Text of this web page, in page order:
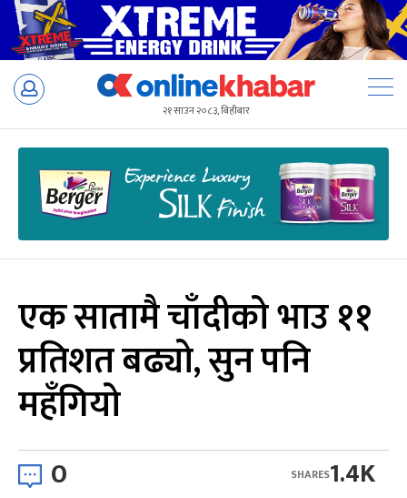
Skip
२१ साउन २०८३, बिहीबार
एक सातामै चाँदीको भाउ ११
प्रतिशत बढ्यो, सुन पनि
महँगियो
0 1.4K
SHARES